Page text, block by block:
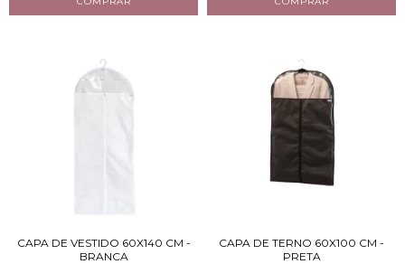
CAPA DE VESTIDO 60X140 CM -
BRANCA
CAPA DE TERNO 60X100 CM -
PRETA